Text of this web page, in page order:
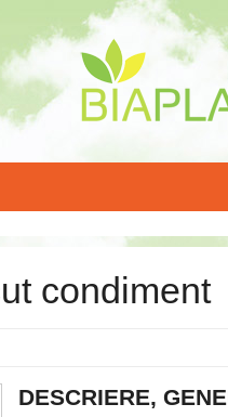
condiment
DESCRIERE,